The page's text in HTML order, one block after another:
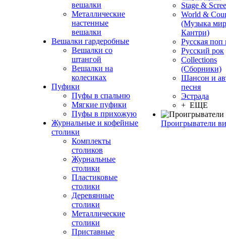
вешалки
Металлические
настенные
вешалки
Вешалки гардеробные
Вешалки со
штангой
Вешалки на
колесиках
Пуфики
Пуфы в спальню
Мягкие пуфики
Пуфы в прихожую
Журнальные и кофейные
столики
Комплекты
столиков
Журнальные
столики
Пластиковые
столики
Деревянные
столики
Металлические
столики
Приставные
Stage &
World &
(Музыка
Кантри)
Русская поп
Русский рок
Сollections
(Сборники)
Шансон и
песня
Эстрада
+ ЕЩЕ
Проигрыватели